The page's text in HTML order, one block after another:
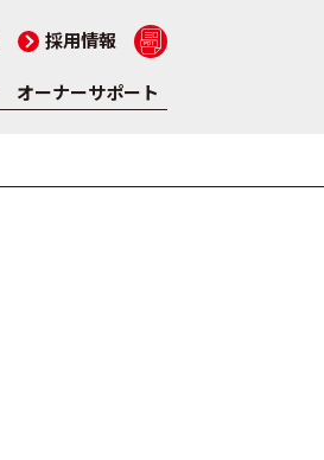
採用情報
オーナーサポート